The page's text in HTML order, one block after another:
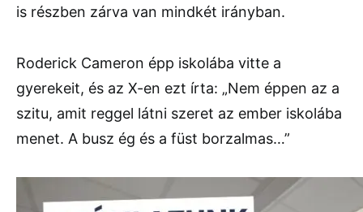
is részben zárva van mindkét irányban.
Roderick Cameron épp iskolába vitte a
gyerekeit, és az X-en ezt írta: „Nem éppen az a
szitu, amit reggel látni szeret az ember iskolába
menet. A busz ég és a füst borzalmas…”